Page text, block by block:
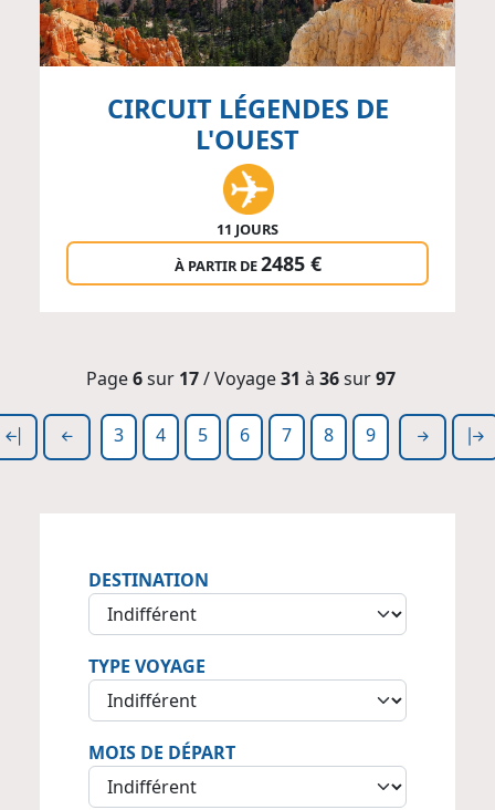
CIRCUIT LÉGENDES DE
L'OUEST
11 JOURS
À PARTIR DE2485 €
Page6sur 17/ Voyage31 à 36sur97
3 4 5 6 7 8 9
DESTINATION
TYPE VOYAGE
MOIS DE DÉPART